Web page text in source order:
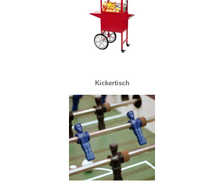
Kickertisch